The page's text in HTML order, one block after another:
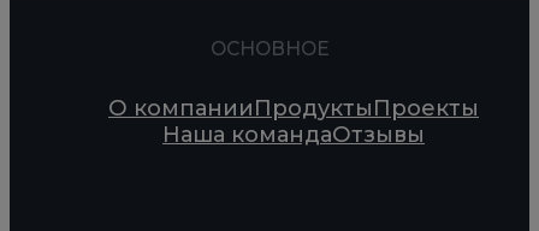
ОСНОВНОЕ
О компанииПродуктыПроекты
Наша командаОтзывы